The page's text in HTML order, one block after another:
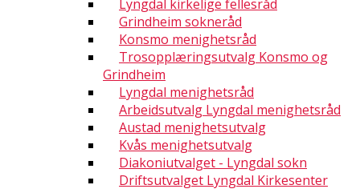
Lyngdal kirkelige fellesråd
Grindheim sokneråd
Konsmo menighetsråd
Trosopplæringsutvalg Konsmo og
Grindheim
Lyngdal menighetsråd
Arbeidsutvalg Lyngdal menighetsråd
Austad menighetsutvalg
Kvås menighetsutvalg
Diakoniutvalget - Lyngdal sokn
Driftsutvalget Lyngdal Kirkesenter